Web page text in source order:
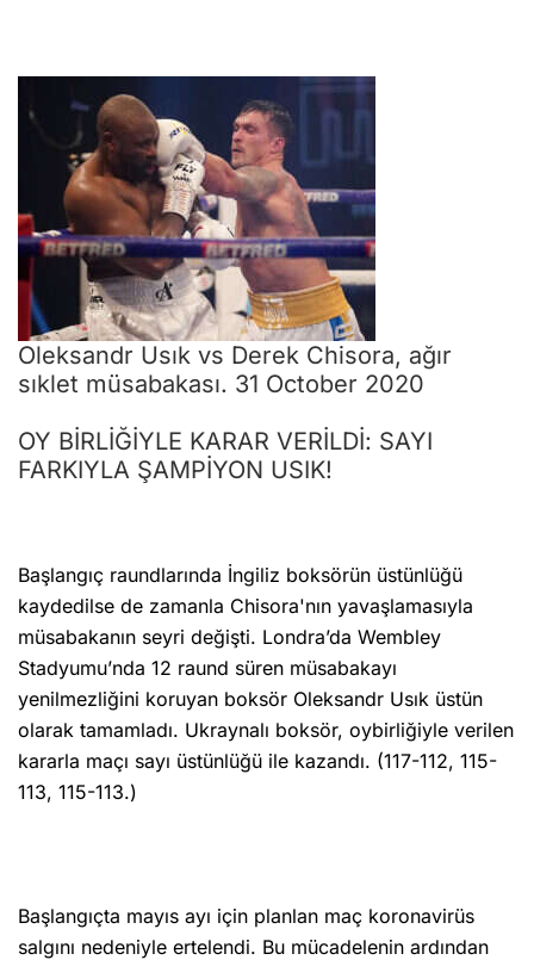
Oleksandr Usık vs Derek Chisora, ağır
sıklet müsabakası. 31 October 2020
OY BİRLİĞİYLE KARAR VERİLDİ: SAYI
FARKIYLA ŞAMPİYON USIK!
Başlangıç raundlarında İngiliz boksörün üstünlüğü
kaydedilse de zamanla Chisora'nın yavaşlamasıyla
müsabakanın seyri değişti. Londra’da Wembley
Stadyumu’nda 12 raund süren müsabakayı
yenilmezliğini koruyan boksör Oleksandr Usık üstün
olarak tamamladı. Ukraynalı boksör, oybirliğiyle verilen
kararla maçı sayı üstünlüğü ile kazandı. (117-112, 115-
113, 115-113.)
Başlangıçta mayıs ayı için planlan maç koronavirüs
salgını nedeniyle ertelendi. Bu mücadelenin ardından